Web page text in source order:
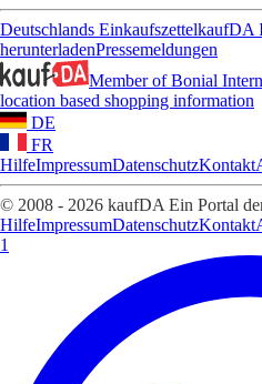
Deutschlands EinkaufszettelkaufDA
herunterladenPressemeldungen
Member of Bonial
location based shopping information
DE
FR
HilfeImpressumDatenschutzKontakt
© 2008 - 2026 kaufDA Ein Portal
HilfeImpressumDatenschutzKontakt
1